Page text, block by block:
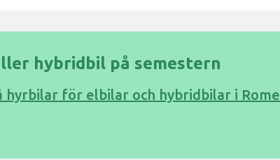
hybridbil på semestern
hyrbilar för elbilar och hybridbilar i Rome